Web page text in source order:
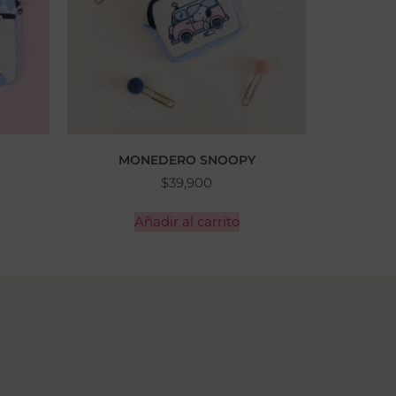
MONEDERO SNOOPY
$39,900
Añadir al carrito